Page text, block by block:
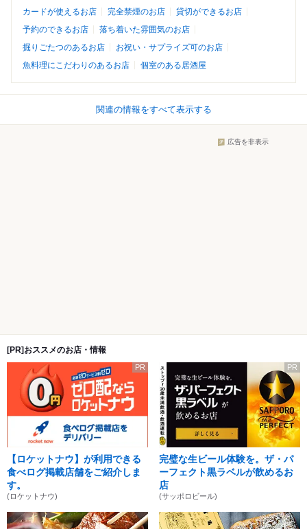
カードが使えるお店
完全禁煙のお店
貸切ができるお店
予約のできるお店
落ち着いた雰囲気のお店
掘りごたつのあるお店
お祝い・サプライズ可のお店
魚料理にこだわりのあるお店
個室のある居酒屋
関連の情報をすべて表示する
広告を非表示
[PR]おススメのお店・情報
PR
【ロケットナウ】が利用できる
食べログ掲載店舗をご紹介しま
す。
(ロケットナウ)
PR
完璧な生ビール体験を。ザ・パ
ーフェクト黒ラベルが飲めるお
店
(サッポロビール)